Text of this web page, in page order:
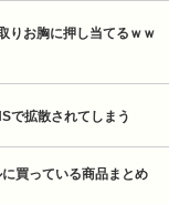
りお胸に押し当てるｗｗ
で拡散されてしまう
に買っている商品まとめ